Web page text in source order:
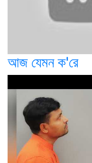
আজ যেমন ক'রে